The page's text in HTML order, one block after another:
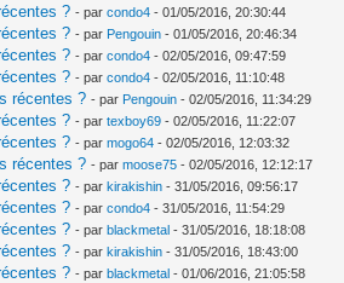
? - parcondo4 - 01/05/2016, 20:30:44
? - par Pengouin - 01/05/2016, 20:46:34
? - parcondo4 - 02/05/2016, 09:47:59
? - parcondo4 - 02/05/2016, 11:10:48
récentes ? - par Pengouin - 02/05/2016, 11:34:29
? - partexboy69 - 02/05/2016, 11:22:07
? - parmogo64 - 02/05/2016, 12:03:32
récentes ? - parmoose75 - 02/05/2016, 12:12:17
? - parkirakishin - 31/05/2016, 09:56:17
? - parcondo4 - 31/05/2016, 11:54:29
? - parblackmetal - 31/05/2016, 18:18:08
? - parkirakishin - 31/05/2016, 18:43:00
? - parblackmetal - 01/06/2016, 21:05:58